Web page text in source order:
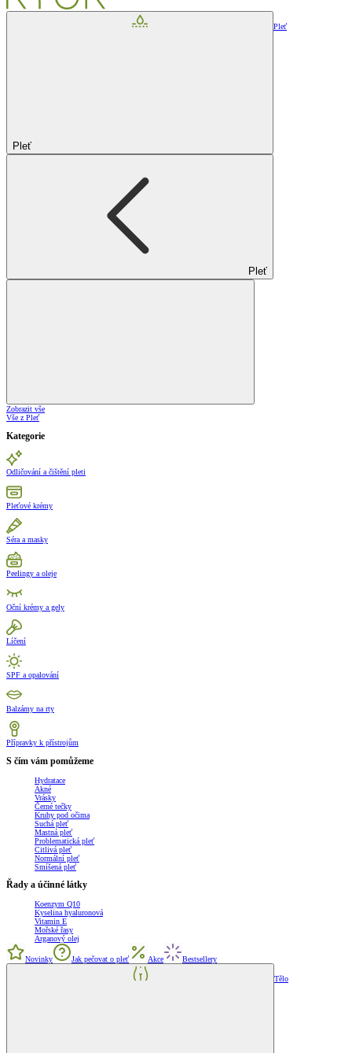
Pleť
Pleť
Pleť
Zobrazit vše
Vše z Pleť
Kategorie
Odličování a čištění pleti
Pleťové krémy
Séra a masky
Peelingy a oleje
Oční krémy a gely
Líčení
SPF a opalování
Balzámy na rty
Přípravky k přístrojům
S čím vám pomůžeme
Hydratace
Akné
Vrásky
Černé tečky
Kruhy pod očima
Suchá pleť
Mastná pleť
Problematická pleť
Citlivá pleť
Normální pleť
Smíšená pleť
Řady a účinné látky
Koenzym Q10
Kyselina hyaluronová
Vitamin E
Mořské řasy
Arganový olej
Novinky Jak pečovat o pleť Akce Bestsellery
Tělo